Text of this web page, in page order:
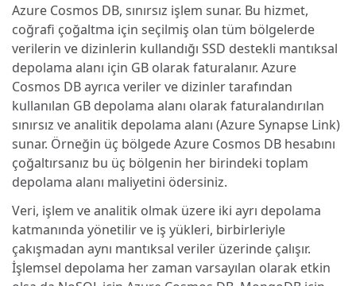
Azure Cosmos DB, sınırsız işlem sunar. Bu hizmet,
coğrafi çoğaltma için seçilmiş olan tüm bölgelerde
verilerin ve dizinlerin kullandığı SSD destekli mantıksal
depolama alanı için GB olarak faturalanır. Azure
Cosmos DB ayrıca veriler ve dizinler tarafından
kullanılan GB depolama alanı olarak faturalandırılan
sınırsız ve analitik depolama alanı (Azure Synapse Link)
sunar. Örneğin üç bölgede Azure Cosmos DB hesabını
çoğaltırsanız bu üç bölgenin her birindeki toplam
depolama alanı maliyetini ödersiniz.
Veri, işlem ve analitik olmak üzere iki ayrı depolama
katmanında yönetilir ve iş yükleri, birbirleriyle
çakışmadan aynı mantıksal veriler üzerinde çalışır.
İşlemsel depolama her zaman varsayılan olarak etkin